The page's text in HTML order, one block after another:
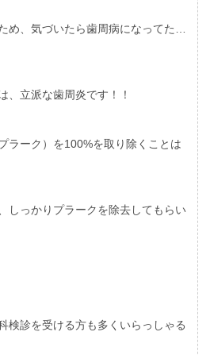
め、気づいたら歯周病になってた…
、立派な歯周炎です！！
ラーク）を100%を取り除くことは
しっかりプラークを除去してもらい
検診を受ける方も多くいらっしゃる